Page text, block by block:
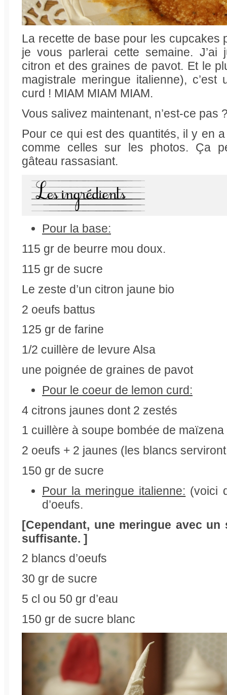
La recette de base pour les cupcakes
je vous parlerai cette semaine.
citron et des graines de pavot. Et le
magistrale meringue italienne),
curd ! MIAM MIAM MIAM.
Vous salivez maintenant, n’est-ce pas
Pour ce qui est des quantités, il y en
comme celles sur les photos. Ça
gâteau rassasiant.
Pour la base:
115 gr de beurre mou doux.
115 gr de sucre
Le zeste d’un citron jaune bio
2 oeufs battus
125 gr de farine
1/2 cuillère de levure Alsa
une poignée de graines de pavot
Pour le coeur de lemon curd:
4 citrons jaunes dont 2 zestés
1 cuillère à soupe bombée de maïzena
2 oeufs + 2 jaunes (les blancs
150 gr de sucre
Pour la meringue italienne: (voici
d’oeufs.
[Cependant, une meringue avec
suffisante. ]
2 blancs d’oeufs
30 gr de sucre
5 cl ou 50 gr d’eau
150 gr de sucre blanc